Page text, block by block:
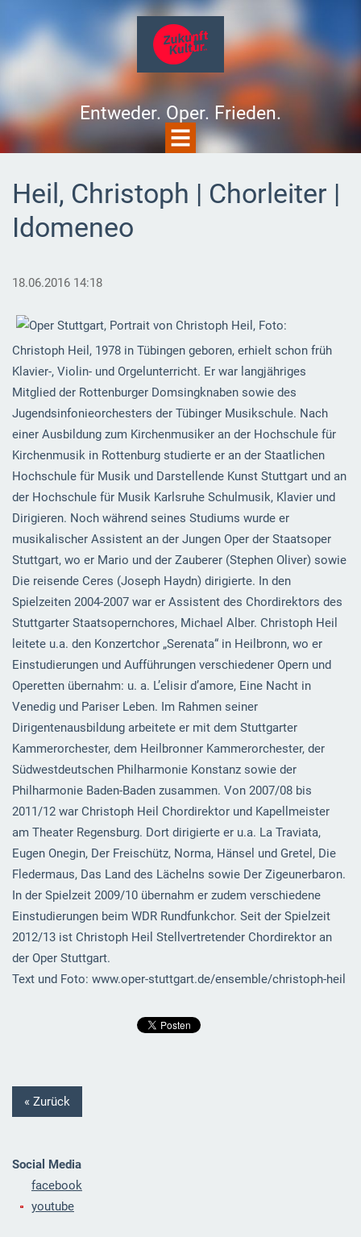
Entweder. Oper. Frieden.
Heil, Christoph | Chorleiter |
Idomeneo
18.06.2016 14:18
Christoph Heil, 1978 in Tübingen geboren, erhielt schon früh
Klavier-, Violin- und Orgelunterricht. Er war langjähriges
Mitglied der Rottenburger Domsingknaben sowie des
Jugendsinfonieorchesters der Tübinger Musikschule. Nach
einer Ausbildung zum Kirchenmusiker an der Hochschule für
Kirchenmusik in Rottenburg studierte er an der Staatlichen
Hochschule für Musik und Darstellende Kunst Stuttgart und an
der Hochschule für Musik Karlsruhe Schulmusik, Klavier und
Dirigieren. Noch während seines Studiums wurde er
musikalischer Assistent an der Jungen Oper der Staatsoper
Stuttgart, wo er Mario und der Zauberer (Stephen Oliver) sowie
Die reisende Ceres (Joseph Haydn) dirigierte. In den
Spielzeiten 2004-2007 war er Assistent des Chordirektors des
Stuttgarter Staatsopernchores, Michael Alber. Christoph Heil
leitete u.a. den Konzertchor „Serenata“ in Heilbronn, wo er
Einstudierungen und Aufführungen verschiedener Opern und
Operetten übernahm: u. a. L’elisir d’amore, Eine Nacht in
Venedig und Pariser Leben. Im Rahmen seiner
Dirigentenausbildung arbeitete er mit dem Stuttgarter
Kammerorchester, dem Heilbronner Kammerorchester, der
Südwestdeutschen Philharmonie Konstanz sowie der
Philharmonie Baden-Baden zusammen. Von 2007/08 bis
2011/12 war Christoph Heil Chordirektor und Kapellmeister
am Theater Regensburg. Dort dirigierte er u.a. La Traviata,
Eugen Onegin, Der Freischütz, Norma, Hänsel und Gretel, Die
Fledermaus, Das Land des Lächelns sowie Der Zigeunerbaron.
In der Spielzeit 2009/10 übernahm er zudem verschiedene
Einstudierungen beim WDR Rundfunkchor. Seit der Spielzeit
2012/13 ist Christoph Heil Stellvertretender Chordirektor an
der Oper Stuttgart.
Text und Foto: www.oper-stuttgart.de/ensemble/christoph-heil
« Zurück
Social Media
facebook
youtube